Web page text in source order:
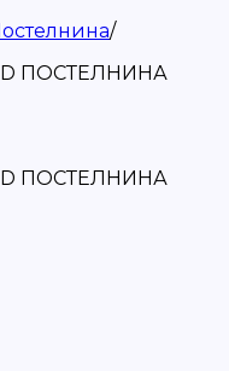
/
ПОСТЕЛНИНА
ПОСТЕЛНИНА